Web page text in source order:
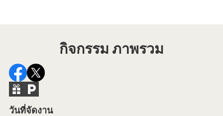
กิจกรรม ภาพรวม
วันที่จัดงาน